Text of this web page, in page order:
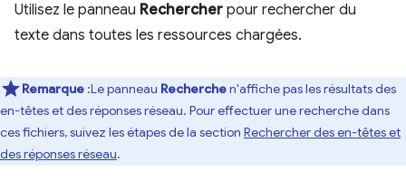
Utilisez le panneau Rechercher pour rechercher du
texte dans toutes les ressources chargées.
Remarque :Le panneau Recherchen'affiche pas les résultats des
en-têtes et des réponses réseau. Pour effectuer une recherche dans
ces fichiers, suivez les étapes de la section Rechercher des en-têtes et
des réponses réseau.